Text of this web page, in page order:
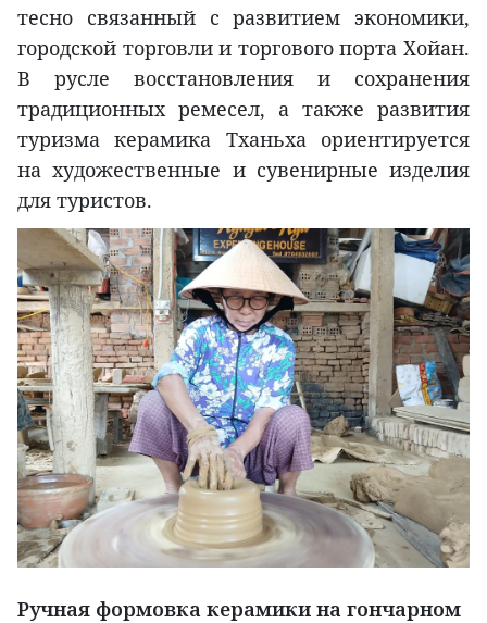
тесно связанный с развитием экономики,
городской торговли и торгового порта Хойан.
В русле восстановления и сохранения
традиционных ремесел, а также развития
туризма керамика Тханьха ориентируется
на художественные и сувенирные изделия
для туристов.
Ручная формовка керамики на гончарном